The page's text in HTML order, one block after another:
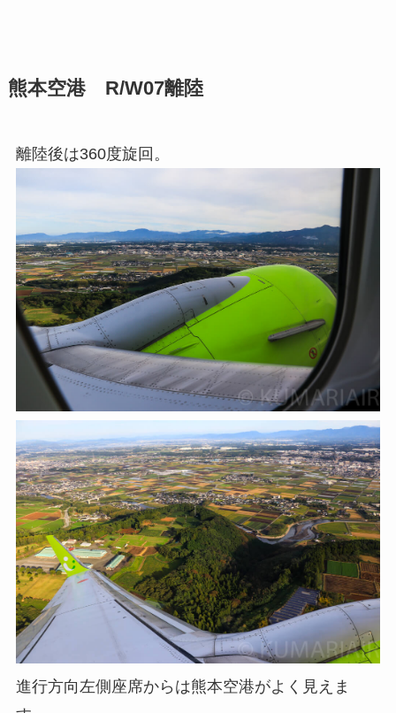
熊本空港 R/W07離陸
離陸後は360度旋回。
進行方向左側座席からは熊本空港がよく見えま